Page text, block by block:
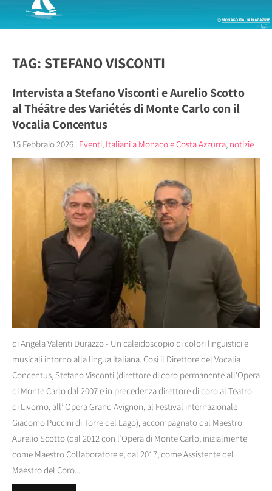
TAG: STEFANO VISCONTI
Intervista a Stefano Visconti e Aurelio Scotto
al Théâtre des Variétés di Monte Carlo con il
Vocalia Concentus
15 Febbraio 2026 | Eventi, Italiani a Monaco e Costa Azzurra, notizie
di Angela Valenti Durazzo - Un caleidoscopio di colori linguistici e
musicali intorno alla lingua italiana. Così il Direttore del Vocalia
Concentus, Stefano Visconti (direttore di coro permanente all’Opera
di Monte Carlo dal 2007 e in precedenza direttore di coro al Teatro
di Livorno, all’ Opera Grand Avignon, al Festival internazionale
Giacomo Puccini di Torre del Lago), accompagnato dal Maestro
Aurelio Scotto (dal 2012 con l’Opera di Monte Carlo, inizialmente
come Maestro Collaboratore e, dal 2017, come Assistente del
Maestro del Coro...